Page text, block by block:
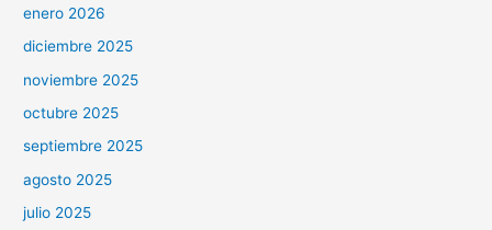
enero 2026
diciembre 2025
noviembre 2025
octubre 2025
septiembre 2025
agosto 2025
julio 2025